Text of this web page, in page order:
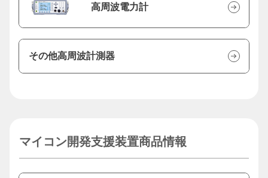
高周波電力計
その他高周波計測器
マイコン開発支援装置商品情報